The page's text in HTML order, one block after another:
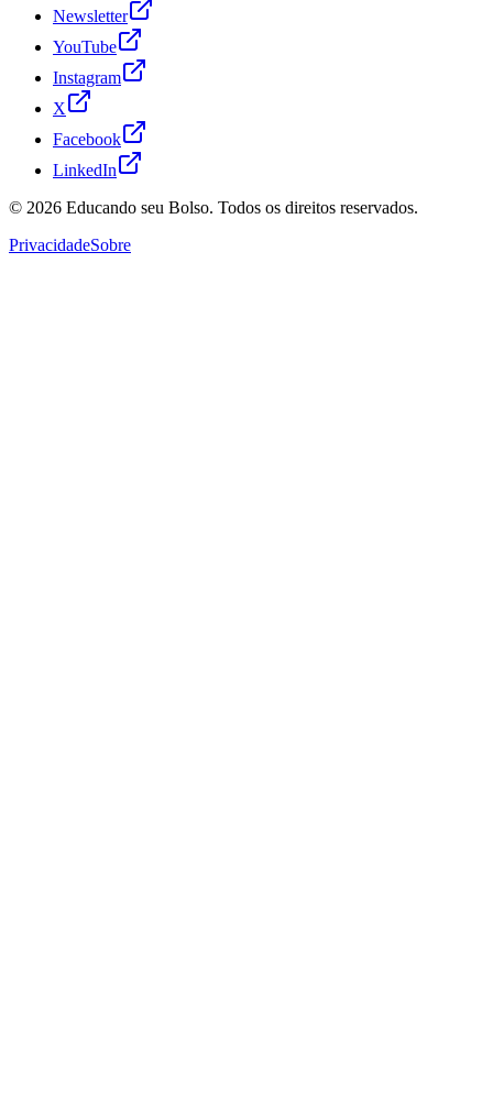
Newsletter
YouTube
Instagram
X
Facebook
LinkedIn
© 2026 Educando seu Bolso. Todos os direitos reservados.
PrivacidadeSobre